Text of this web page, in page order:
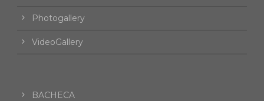
Photogallery
VideoGallery
BACHECA